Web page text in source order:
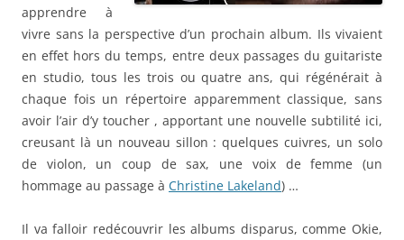
apprendre à
vivre sans la perspective d’un prochain album. Ils vivaient
en effet hors du temps, entre deux passages du guitariste
en studio, tous les trois ou quatre ans, qui régénérait à
chaque fois un répertoire apparemment classique, sans
avoir l’air d’y toucher , apportant une nouvelle subtilité ici,
creusant là un nouveau sillon : quelques cuivres, un solo
de violon, un coup de sax, une voix de femme (un
hommage au passage à Christine Lakeland) …
Il va falloir redécouvrir les albums disparus, comme Okie,